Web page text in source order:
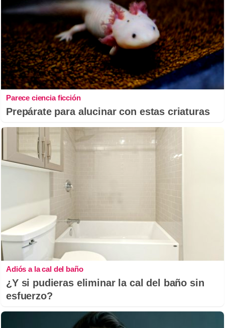
Parece ciencia ficción
Prepárate para alucinar con estas criaturas
Adiós a la cal del baño
¿Y si pudieras eliminar la cal del baño sin
esfuerzo?